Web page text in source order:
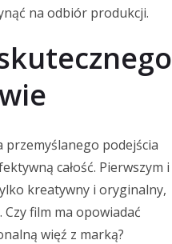
na odbiór produkcji.
podejścia
całość. Pierwszym i
kreatywny i oryginalny,
film ma opowiadać
więź z marką?